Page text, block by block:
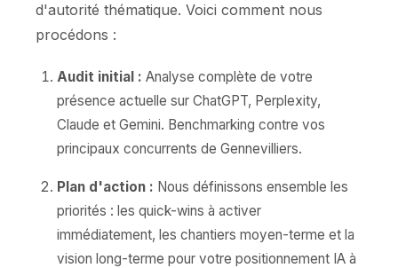
d'autorité thématique. Voici comment nous
procédons :
Audit initial : Analyse complète de votre
présence actuelle sur ChatGPT, Perplexity,
Claude et Gemini. Benchmarking contre vos
principaux concurrents de Gennevilliers.
Plan d'action : Nous définissons ensemble les
priorités : les quick-wins à activer
immédiatement, les chantiers moyen-terme et la
vision long-terme pour votre positionnement IA à